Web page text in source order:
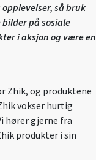
så bruk
bilder på sosiale
i aksjon og være en
Zhik, og produktene
vokser hurtig
hører gjerne fra
produkter i sin